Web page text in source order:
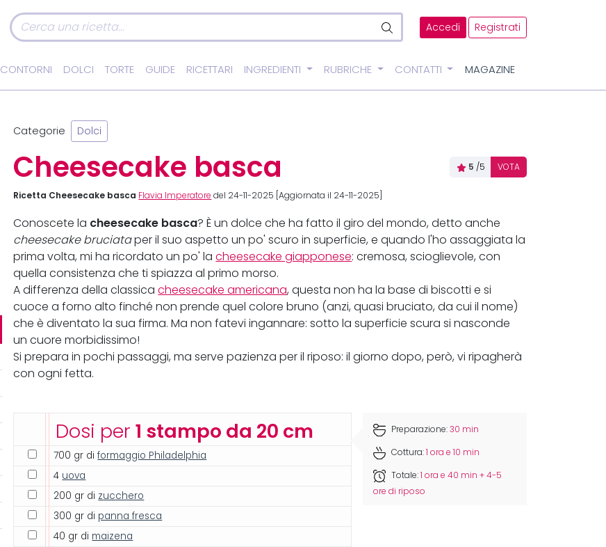
Accedi Registrati
CONTORNI DOLCI TORTE GUIDE RICETTARI INGREDIENTI RUBRICHE CONTATTI MAGAZINE
Categorie Dolci
Cheesecake basca 5 /5 VOTA
Ricetta Cheesecake basca Flavia Imperatore del 24-11-2025 [Aggiornata il 24-11-2025]
Conoscete la cheesecake basca? È un dolce che ha fatto il giro del mondo, detto anche
cheesecake bruciataper il suo aspetto un po' scuro in superficie, e quando l'ho assaggiata la
prima volta, mi ha ricordato un po' lacheesecake giapponese: cremosa, scioglievole, con
quella consistenza che ti spiazza al primo morso.
A differenza della classicacheesecake americana, questa non ha la base di biscotti e si
cuoce a forno alto finché non prende quel colore bruno (anzi, quasi bruciato, da cui il nome)
che è diventato la sua firma. Ma non fatevi ingannare: sotto la superficie scura si nasconde
un cuore morbidissimo!
Si prepara in pochi passaggi, ma serve pazienza per il riposo: il giorno dopo, però, vi ripagherà
con ogni fetta.
Dosi per1 stampo da 20 cm
700 gr diformaggio Philadelphia
4 uova
200 gr di zucchero
300 gr di panna fresca
40 gr di maizena
Preparazione:30 min
Cottura:1 ora e 10 min
Totale:1 ora e 40 min + 4-5
ore di riposo